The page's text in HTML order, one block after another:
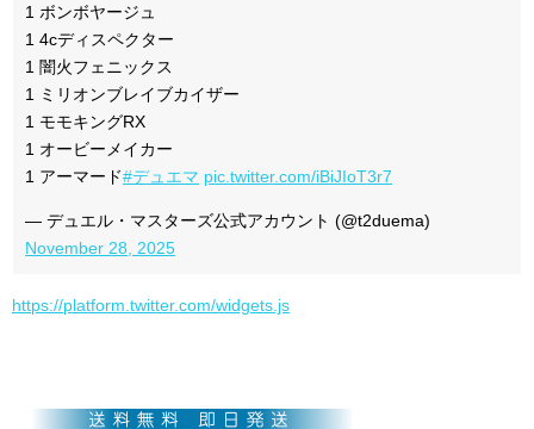
1 ボンボヤージュ
1 4cディスペクター
1 闇火フェニックス
1 ミリオンブレイブカイザー
1 モモキングRX
1 オービーメイカー
1 アーマード#デュエマ pic.twitter.com/iBiJIoT3r7
— デュエル・マスターズ公式アカウント (@t2duema)
November 28, 2025
https://platform.twitter.com/widgets.js